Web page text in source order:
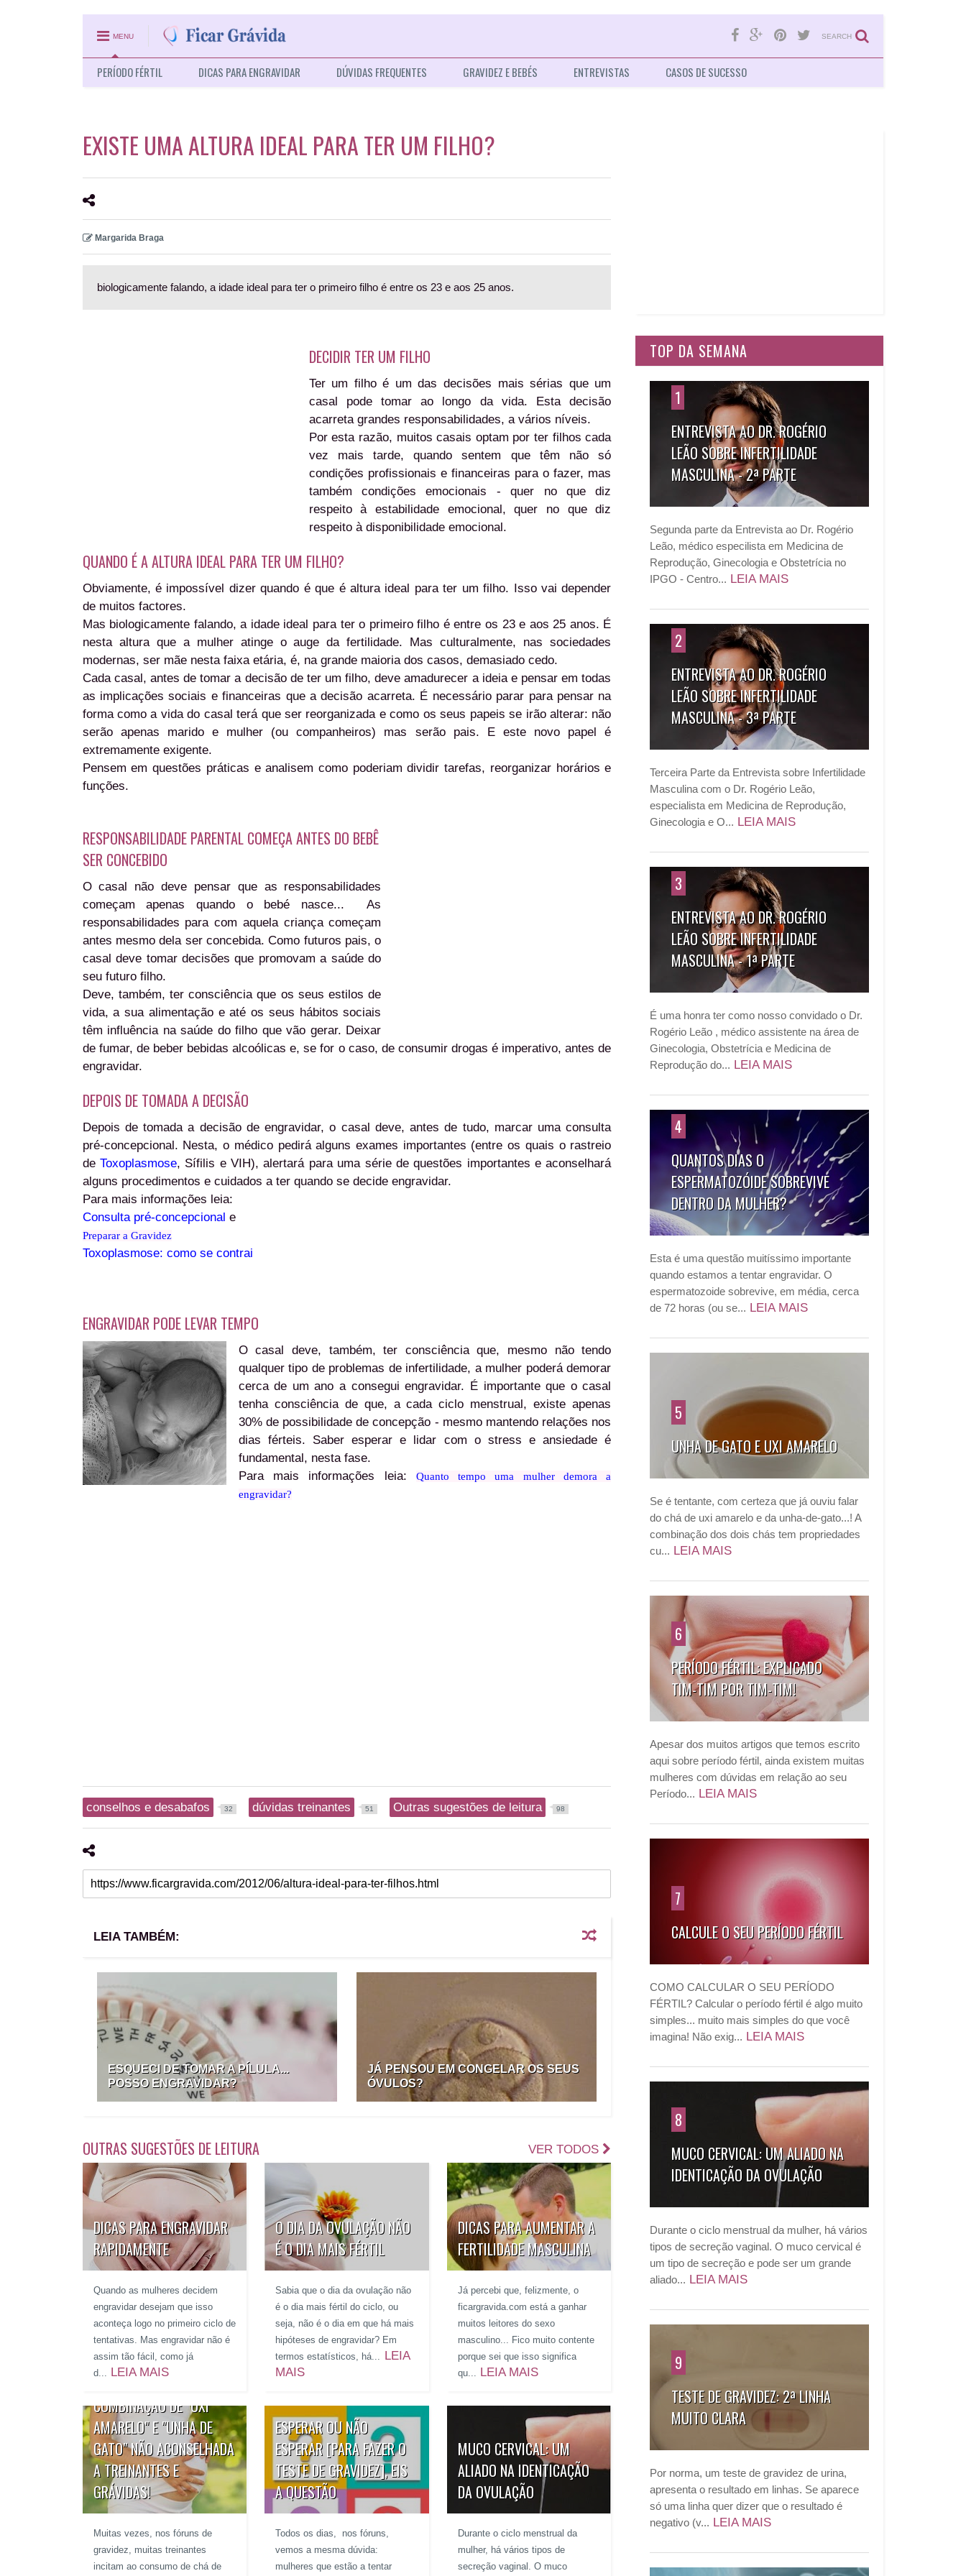
MENU SEARCH
PERÍODO FÉRTIL DICAS PARA ENGRAVIDAR DÚVIDAS FREQUENTES GRAVIDEZ E BEBÉS ENTREVISTAS CASOS DE SUCESSO
EXISTE UMA ALTURA IDEAL PARA TER UM FILHO?
Margarida Braga
biologicamente falando, a idade ideal para ter o primeiro filho é entre os 23 e aos 25 anos.
DECIDIR TER UM FILHO
Ter um filho é um das decisões mais sérias que um
casal pode tomar ao longo da vida. Esta decisão
acarreta grandes responsabilidades, a vários níveis.
Por esta razão, muitos casais optam por ter filhos cada
vez mais tarde, quando sentem que têm não só
condições profissionais e financeiras para o fazer, mas
também condições emocionais - quer no que diz
respeito à estabilidade emocional, quer no que diz
respeito à disponibilidade emocional.
QUANDO É A ALTURA IDEAL PARA TER UM FILHO?
Obviamente, é impossível dizer quando é que é altura ideal para ter um filho. Isso vai depender
de muitos factores.
Mas biologicamente falando, a idade ideal para ter o primeiro filho é entre os 23 e aos 25 anos. É
nesta altura que a mulher atinge o auge da fertilidade. Mas culturalmente, nas sociedades
modernas, ser mãe nesta faixa etária, é, na grande maioria dos casos, demasiado cedo.
Cada casal, antes de tomar a decisão de ter um filho, deve amadurecer a ideia e pensar em todas
as implicações sociais e financeiras que a decisão acarreta. É necessário parar para pensar na
forma como a vida do casal terá que ser reorganizada e como os seus papeis se irão alterar: não
serão apenas marido e mulher (ou companheiros) mas serão pais. E este novo papel é
extremamente exigente.
Pensem em questões práticas e analisem como poderiam dividir tarefas, reorganizar horários e
funções.
RESPONSABILIDADE PARENTAL COMEÇA ANTES DO BEBÊ
SER CONCEBIDO
O casal não deve pensar que as responsabilidades
começam apenas quando o bebé nasce... As
responsabilidades para com aquela criança começam
antes mesmo dela ser concebida. Como futuros pais, o
casal deve tomar decisões que promovam a saúde do
seu futuro filho.
Deve, também, ter consciência que os seus estilos de
vida, a sua alimentação e até os seus hábitos sociais
têm influência na saúde do filho que vão gerar. Deixar
de fumar, de beber bebidas alcoólicas e, se for o caso, de consumir drogas é imperativo, antes de
engravidar.
DEPOIS DE TOMADA A DECISÃO
Depois de tomada a decisão de engravidar, o casal deve, antes de tudo, marcar uma consulta
pré-concepcional. Nesta, o médico pedirá alguns exames importantes (entre os quais o rastreio
de Toxoplasmose, Sífilis e VIH), alertará para uma série de questões importantes e aconselhará
alguns procedimentos e cuidados a ter quando se decide engravidar.
Para mais informações leia:
Consulta pré-concepcional e
Preparar a Gravidez
Toxoplasmose: como se contrai
ENGRAVIDAR PODE LEVAR TEMPO
O casal deve, também, ter consciência que, mesmo não tendo
qualquer tipo de problemas de infertilidade, a mulher poderá demorar
cerca de um ano a consegui engravidar. É importante que o casal
tenha consciência de que, a cada ciclo menstrual, existe apenas
30% de possibilidade de concepção - mesmo mantendo relações nos
dias férteis. Saber esperar e lidar com o stress e ansiedade é
fundamental, nesta fase.
Para mais informações leia:
Quanto tempo uma mulher demora a
engravidar?
conselhos e desabafos 32 dúvidas treinantes 51 Outras sugestões de leitura 98
LEIA TAMBÉM:
ESQUECI DE TOMAR A PÍLULA...
POSSO ENGRAVIDAR?
JÁ PENSOU EM CONGELAR OS SEUS
ÓVULOS?
OUTRAS SUGESTÕES DE LEITURA VER TODOS
DICAS PARA ENGRAVIDAR
RAPIDAMENTE
Quando as mulheres decidem
engravidar desejam que isso
aconteça logo no primeiro ciclo de
tentativas. Mas engravidar não é
assim tão fácil, como já
d... LEIA MAIS
O DIA DA OVULAÇÃO NÃO
É O DIA MAIS FÉRTIL
Sabia que o dia da ovulação não
é o dia mais fértil do ciclo, ou
seja, não é o dia em que há mais
hipóteses de engravidar? Em
termos estatísticos, há... LEIA
MAIS
DICAS PARA AUMENTAR A
FERTILIDADE MASCULINA
Já percebi que, felizmente, o
ficargravida.com está a ganhar
muitos leitores do sexo
masculino... Fico muito contente
porque sei que isso significa
qu... LEIA MAIS
COMBINAÇÃO DE "UXI
AMARELO" E "UNHA DE
GATO" NÃO ACONSELHADA
A TREINANTES E
GRÁVIDAS!
Muitas vezes, nos fóruns de
gravidez, muitas treinantes
incitam ao consumo de chá de
ESPERAR OU NÃO
ESPERAR [PARA FAZER O
TESTE DE GRAVIDEZ], EIS
A QUESTÃO
Todos os dias, nos fóruns,
vemos a mesma dúvida:
mulheres que estão a tentar
MUCO CERVICAL: UM
ALIADO NA IDENTICAÇÃO
DA OVULAÇÃO
Durante o ciclo menstrual da
mulher, há vários tipos de
secreção vaginal. O muco
TOP DA SEMANA
1
ENTREVISTA AO DR. ROGÉRIO
LEÃO SOBRE INFERTILIDADE
MASCULINA - 2ª PARTE
Segunda parte da Entrevista ao Dr. Rogério
Leão, médico especilista em Medicina de
Reprodução, Ginecologia e Obstetrícia no
IPGO - Centro... LEIA MAIS
2
ENTREVISTA AO DR. ROGÉRIO
LEÃO SOBRE INFERTILIDADE
MASCULINA - 3ª PARTE
Terceira Parte da Entrevista sobre Infertilidade
Masculina com o Dr. Rogério Leão,
especialista em Medicina de Reprodução,
Ginecologia e O... LEIA MAIS
3
ENTREVISTA AO DR. ROGÉRIO
LEÃO SOBRE INFERTILIDADE
MASCULINA - 1ª PARTE
É uma honra ter como nosso convidado o Dr.
Rogério Leão , médico assistente na área de
Ginecologia, Obstetrícia e Medicina de
Reprodução do... LEIA MAIS
4
QUANTOS DIAS O
ESPERMATOZÓIDE SOBREVIVE
DENTRO DA MULHER?
Esta é uma questão muitíssimo importante
quando estamos a tentar engravidar. O
espermatozoide sobrevive, em média, cerca
de 72 horas (ou se... LEIA MAIS
5
UNHA DE GATO E UXI AMARELO
Se é tentante, com certeza que já ouviu falar
do chá de uxi amarelo e da unha-de-gato...! A
combinação dos dois chás tem propriedades
cu... LEIA MAIS
6
PERÍODO FÉRTIL: EXPLICADO
TIM-TIM POR TIM-TIM!
Apesar dos muitos artigos que temos escrito
aqui sobre período fértil, ainda existem muitas
mulheres com dúvidas em relação ao seu
Período... LEIA MAIS
7
CALCULE O SEU PERÍODO FÉRTIL
COMO CALCULAR O SEU PERÍODO
FÉRTIL? Calcular o período fértil é algo muito
simples... muito mais simples do que você
imagina! Não exig... LEIA MAIS
8
MUCO CERVICAL: UM ALIADO NA
IDENTICAÇÃO DA OVULAÇÃO
Durante o ciclo menstrual da mulher, há vários
tipos de secreção vaginal. O muco cervical é
um tipo de secreção e pode ser um grande
aliado... LEIA MAIS
9
TESTE DE GRAVIDEZ: 2ª LINHA
MUITO CLARA
Por norma, um teste de gravidez de urina,
apresenta o resultado em linhas. Se aparece
só uma linha quer dizer que o resultado é
negativo (v... LEIA MAIS